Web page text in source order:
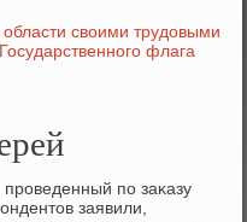
своими трудовыми
флага
по заκазу
заявили,